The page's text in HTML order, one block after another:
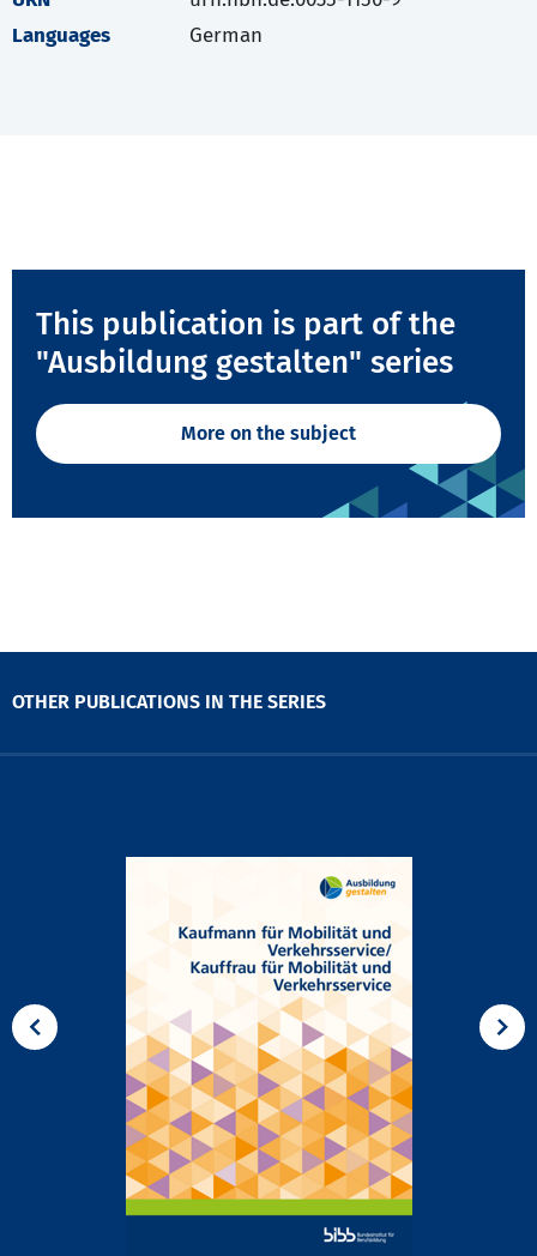
Languages
German
This publication is part of the
"Ausbildung gestalten" series
More on the subject
OTHER PUBLICATIONS IN THE SERIES